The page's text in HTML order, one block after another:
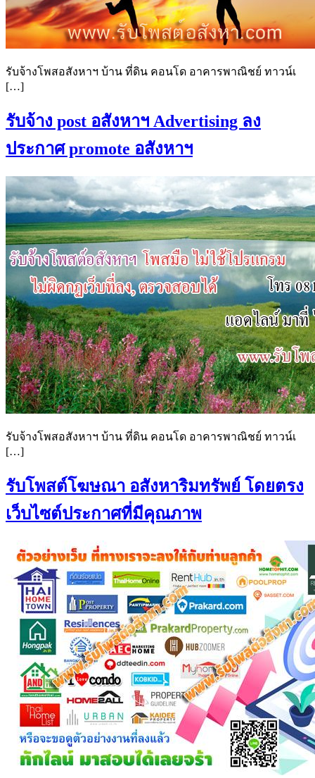
รับจ้างโพสอสังหาฯ บ้าน ที่ดิน คอนโด อาคารพาณิชย์ ทาวน์เ
[…]
รับจ้าง post อสังหาฯ Advertising ลง
ประกาศ promote อสังหาฯ
รับจ้างโพสอสังหาฯ บ้าน ที่ดิน คอนโด อาคารพาณิชย์ ทาวน์เ
[…]
รับโพสต์โฆษณา อสังหาริมทรัพย์ โดยตรง
เว็บไซต์ประกาศที่มีคุณภาพ